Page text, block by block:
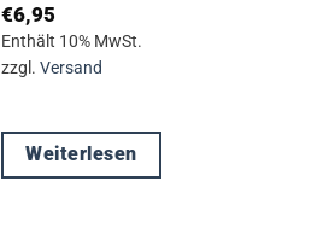
€6,95
Enthält 10% MwSt.
zzgl. Versand
Weiterlesen